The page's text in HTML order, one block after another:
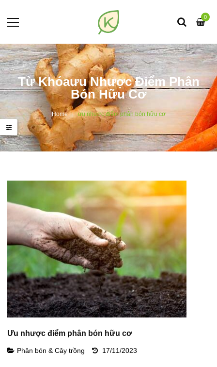
0
Từ Khóaưu Nhược Điểm Phân
Bón Hữu Cơ
Home ưu nhược điểm phân bón hữu cơ
Ưu nhược điểm phân bón hữu cơ
Phân bón & Cây trồng 17/11/2023